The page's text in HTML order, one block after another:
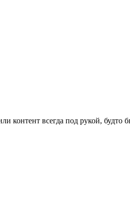
всегда под рукой, будто